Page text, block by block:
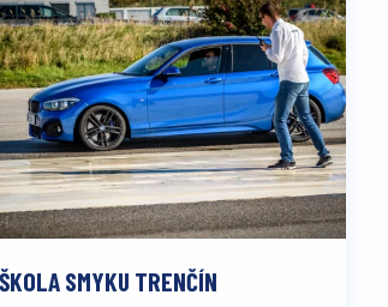
ŠKOLA SMYKU TRENČÍN